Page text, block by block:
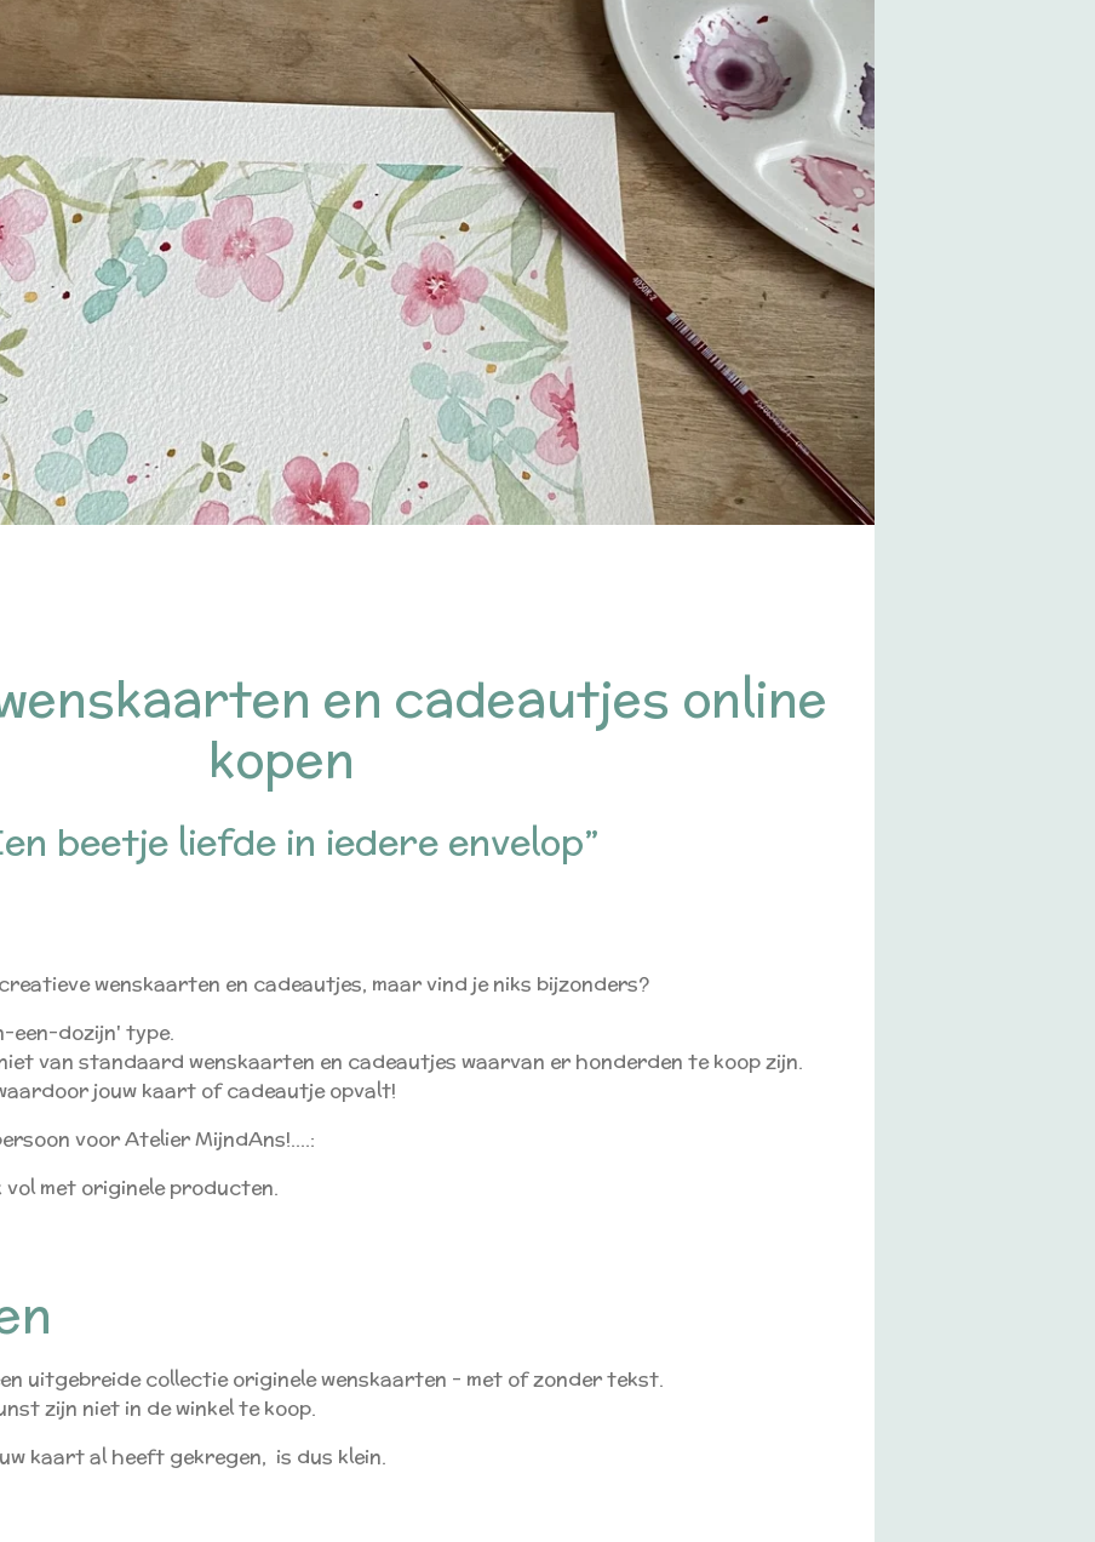
en cadeautjes online
kopen
beetje liefde in iedere envelop”
wenskaarten en cadeautjes, maar vind je niks bijzonders?
een-dozijn' type.
van standaard wenskaarten en cadeautjes waarvan er honderden te koop zijn.
jouw kaart of cadeautje opvalt!
voor Atelier MijndAns!....:
vol met originele producten.
uitgebreide collectie originele wenskaarten - met of zonder tekst.
zijn niet in de winkel te koop.
kaart al heeft gekregen, is dus klein.